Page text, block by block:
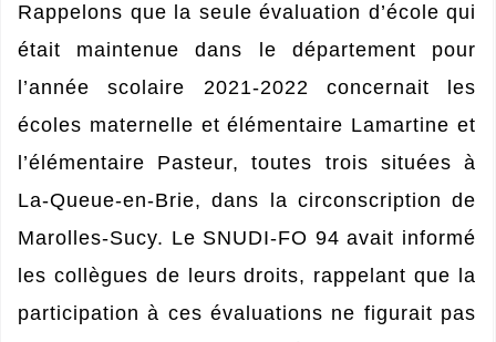
Rappelons que la seule évaluation d’école qui
était maintenue dans le département pour
l’année scolaire 2021-2022 concernait les
écoles maternelle et élémentaire Lamartine et
l’élémentaire Pasteur, toutes trois situées à
La-Queue-en-Brie, dans la circonscription de
Marolles-Sucy. Le SNUDI-FO 94 avait informé
les collègues de leurs droits, rappelant que la
participation à ces évaluations ne figurait pas